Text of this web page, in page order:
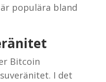
populära bland
Bitcoin
I det